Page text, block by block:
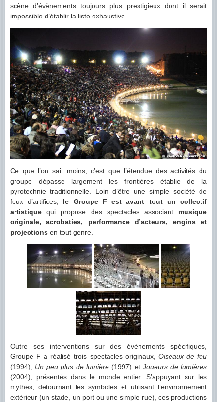
scène d’évènements toujours plus prestigieux dont il serait
impossible d’établir la liste exhaustive.
Ce que l’on sait moins, c’est que l’étendue des activités du
groupe dépasse largement les frontières établie de la
pyrotechnie traditionnelle. Loin d’être une simple société de
feux d’artifices, le Groupe F est avant tout un collectif
artistique qui propose des spectacles associant musique
originale, acrobaties, performance d’acteurs, engins et
projections en tout genre.
Outre ses interventions sur des événements spécifiques,
Groupe F a réalisé trois spectacles originaux, Oiseaux de feu
(1994), Un peu plus de lumière (1997) etJoueurs de lumières
(2004), présentés dans le monde entier. S’appuyant sur les
mythes, détournant les symboles et utilisant l’environnement
extérieur (un stade, un port ou une simple rue), ces productions